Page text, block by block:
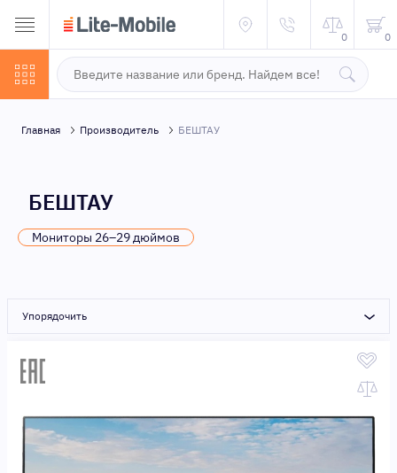
0 0
Главная Производитель БЕШТАУ
БЕШТАУ
Мониторы 26–29 дюймов
Упорядочить